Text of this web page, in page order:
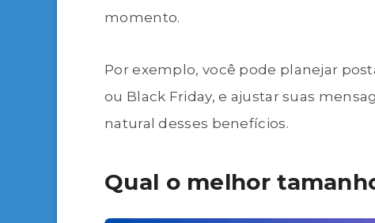
momento.
Por exemplo, você pode planejar
ou Black Friday, e ajustar suas
natural desses benefícios.
Qual o melhor